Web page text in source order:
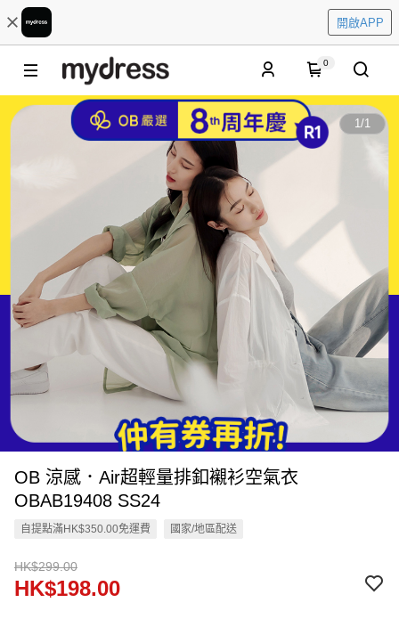
開啟APP
0
1/1
OB 涼感．Air超輕量排釦襯衫空氣衣
OBAB19408 SS24
自提點滿HK$350.00免運費 國家/地區配送
HK$299.00
HK$198.00